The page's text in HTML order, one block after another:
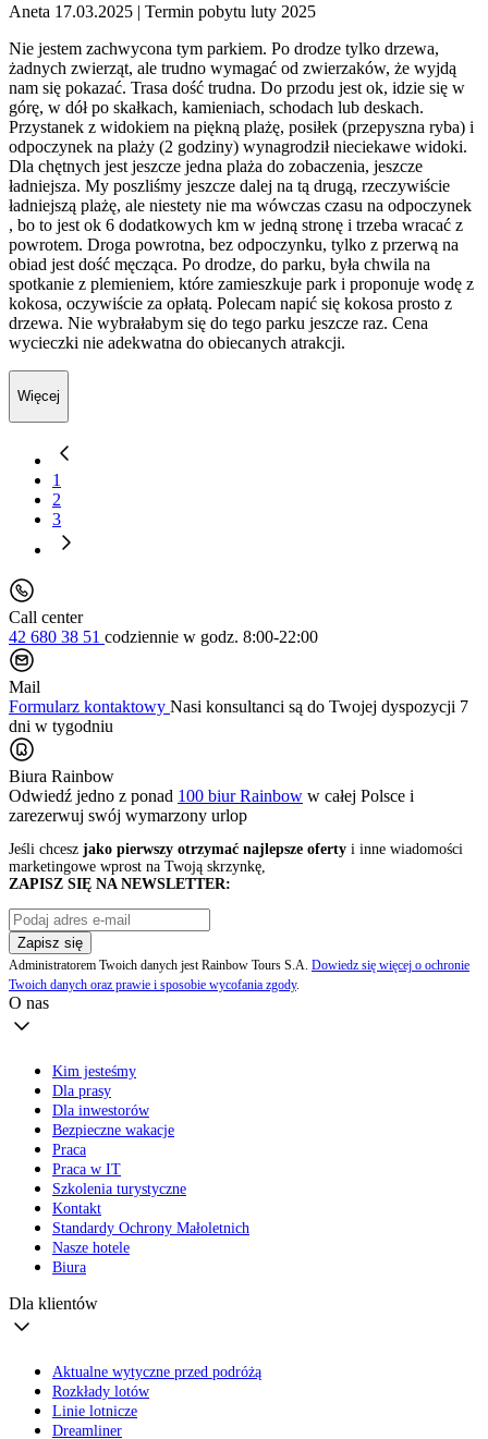
Aneta 17.03.2025 | Termin pobytu luty 2025
Nie jestem zachwycona tym parkiem. Po drodze tylko drzewa,
żadnych zwierząt, ale trudno wymagać od zwierzaków, że wyjdą
nam się pokazać. Trasa dość trudna. Do przodu jest ok, idzie się w
górę, w dół po skałkach, kamieniach, schodach lub deskach.
Przystanek z widokiem na piękną plażę, posiłek (przepyszna ryba) i
odpoczynek na plaży (2 godziny) wynagrodził nieciekawe widoki.
Dla chętnych jest jeszcze jedna plaża do zobaczenia, jeszcze
ładniejsza. My poszliśmy jeszcze dalej na tą drugą, rzeczywiście
ładniejszą plażę, ale niestety nie ma wówczas czasu na odpoczynek
, bo to jest ok 6 dodatkowych km w jedną stronę i trzeba wracać z
powrotem. Droga powrotna, bez odpoczynku, tylko z przerwą na
obiad jest dość męcząca. Po drodze, do parku, była chwila na
spotkanie z plemieniem, które zamieszkuje park i proponuje wodę z
kokosa, oczywiście za opłatą. Polecam napić się kokosa prosto z
drzewa. Nie wybrałabym się do tego parku jeszcze raz. Cena
wycieczki nie adekwatna do obiecanych atrakcji.
Więcej
1
2
3
Call center
42 680 38 51 codziennie w godz. 8:00-22:00
Mail
Formularz kontaktowy Nasi konsultanci są do Twojej dyspozycji 7
dni w tygodniu
Biura Rainbow
Odwiedź jedno z ponad 100 biur Rainbow w całej Polsce i
zarezerwuj swój wymarzony urlop
Jeśli chcesz jako pierwszy otrzymać najlepsze oferty i inne wiadomości
marketingowe wprost na Twoją skrzynkę,
ZAPISZ SIĘ NA NEWSLETTER:
Zapisz się
Administratorem Twoich danych jest Rainbow Tours S.A. Dowiedz się więcej o ochronie
Twoich danych oraz prawie i sposobie wycofania zgody.
O nas
Kim jesteśmy
Dla prasy
Dla inwestorów
Bezpieczne wakacje
Praca
Praca w IT
Szkolenia turystyczne
Kontakt
Standardy Ochrony Małoletnich
Nasze hotele
Biura
Dla klientów
Aktualne wytyczne przed podróżą
Rozkłady lotów
Linie lotnicze
Dreamliner